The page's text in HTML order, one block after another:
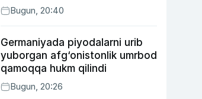
Bugun, 20:40
Germaniyada piyodalarni urib
yuborgan afg‘onistonlik umrbod
qamoqqa hukm qilindi
Bugun, 20:26